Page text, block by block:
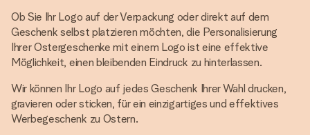
Ob Sie Ihr Logo auf der Verpackung oder direkt auf dem
Geschenk selbst platzieren möchten, die Personalisierung
Ihrer Ostergeschenke mit einem Logo ist eine effektive
Möglichkeit, einen bleibenden Eindruck zu hinterlassen.
Wir können Ihr Logo auf jedes Geschenk Ihrer Wahl drucken,
gravieren oder sticken, für ein einzigartiges und effektives
Werbegeschenk zu Ostern.